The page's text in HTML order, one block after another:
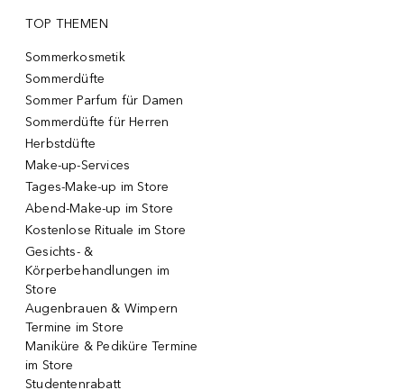
TOP THEMEN
Sommerkosmetik
Sommerdüfte
Sommer Parfum für Damen
Sommerdüfte für Herren
Herbstdüfte
Make-up-Services
Tages-Make-up im Store
Abend-Make-up im Store
Kostenlose Rituale im Store
Gesichts- &
Körperbehandlungen im
Store
Augenbrauen & Wimpern
Termine im Store
Maniküre & Pediküre Termine
im Store
Studentenrabatt